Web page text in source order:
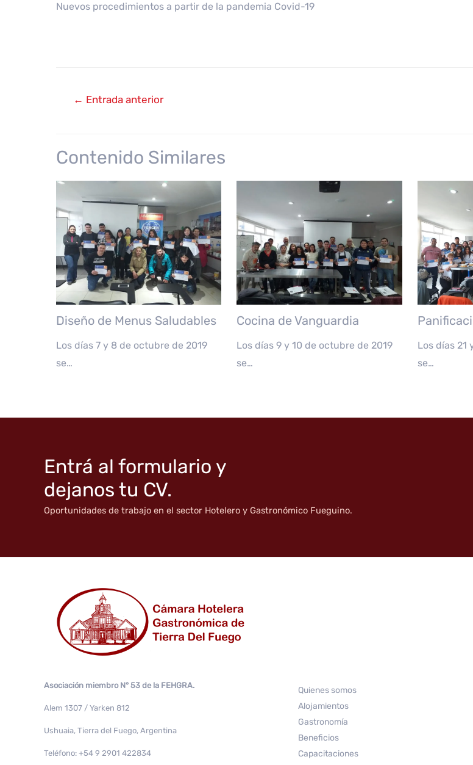
Nuevos procedimientos a partir de la pandemia Covid-19
Navegación
← Entrada anterior
Contenido Similares
Diseño de Menus Saludables
Los días 7 y 8 de octubre de 2019
se…
Cocina de Vanguardia
Los días 9 y 10 de octubre de 2019
se…
Los días 21
se…
Entrá al formulario y
dejanos tu CV.
Oportunidades de trabajo en el sector Hotelero y Gastronómico Fueguino.
Asociación miembro N° 53 de la FEHGRA.
Alem 1307 / Yarken 812
Ushuaia, Tierra del Fuego, Argentina
Teléfono: +54 9 2901 422834
Quienes somos
Alojamientos
Gastronomía
Beneficios
Capacitaciones